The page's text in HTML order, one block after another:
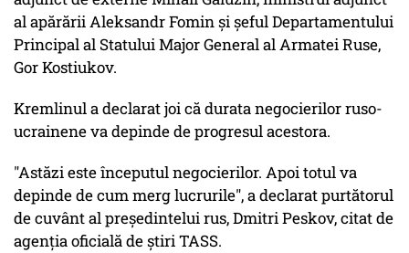
al apărării Aleksandr Fomin şi şeful Departamentului
Principal al Statului Major General al Armatei Ruse,
Gor Kostiukov.
Kremlinul a declarat joi că durata negocierilor ruso-
ucrainene va depinde de progresul acestora.
"Astăzi este începutul negocierilor. Apoi totul va
depinde de cum merg lucrurile", a declarat purtătorul
de cuvânt al preşedintelui rus, Dmitri Peskov, citat de
agenţia oficială de ştiri TASS.